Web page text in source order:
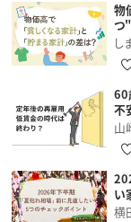
物
つ
し
60
不
山
い
横